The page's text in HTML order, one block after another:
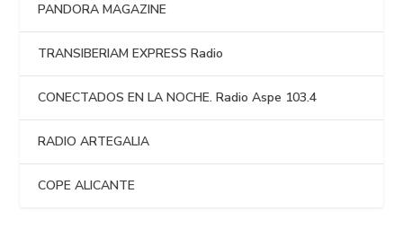
PANDORA MAGAZINE
TRANSIBERIAM EXPRESS Radio
CONECTADOS EN LA NOCHE. Radio Aspe 103.4
RADIO ARTEGALIA
COPE ALICANTE